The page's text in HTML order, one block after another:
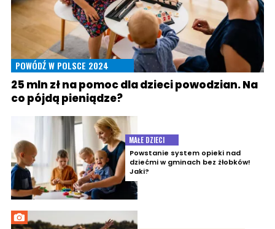
POWÓDŹ W POLSCE 2024
25 mln zł na pomoc dla dzieci powodzian. Na
co pójdą pieniądze?
MAŁE DZIECI
Powstanie system opieki nad
dziećmi w gminach bez żłobków!
Jaki?